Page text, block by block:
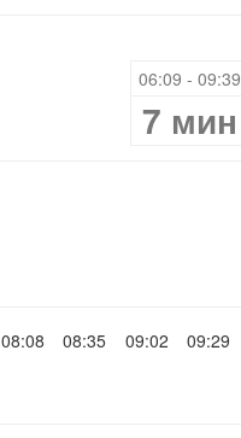
06:09 - 09:39
7 мин
08:08 08:35 09:02 09:29